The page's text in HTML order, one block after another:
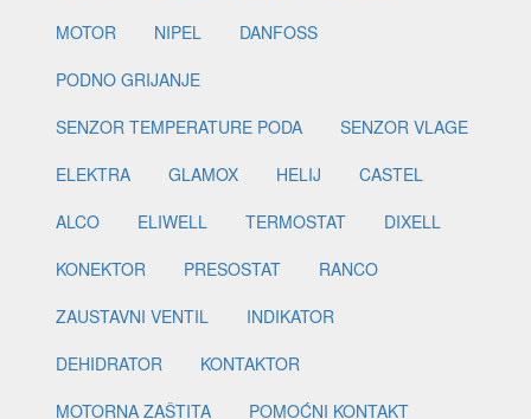
MOTOR
NIPEL
DANFOSS
PODNO GRIJANJE
SENZOR TEMPERATURE PODA
SENZOR VLAGE
ELEKTRA
GLAMOX HELIJ
CASTEL
ALCO
ELIWELL TERMOSTAT
DIXELL
KONEKTOR
PRESOSTAT
RANCO
ZAUSTAVNI VENTIL
INDIKATOR
DEHIDRATOR
KONTAKTOR
MOTORNA ZAŠTITA
POMOĆNI KONTAKT